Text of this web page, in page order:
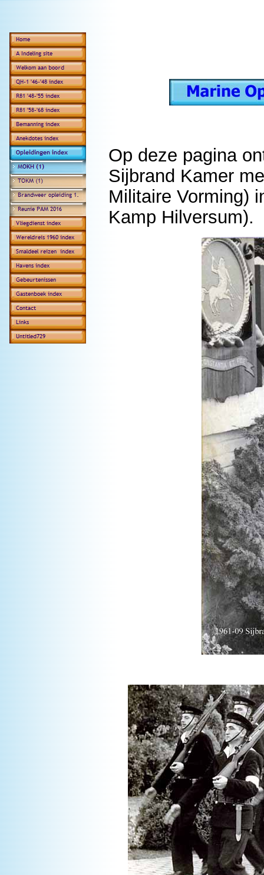
Op deze pagina
Sijbrand Kamer
Militaire Vorming)
Kamp Hilversum).